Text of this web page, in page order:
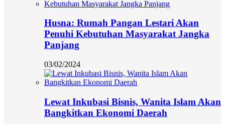
Husna: Rumah Pangan Lestari Akan
Penuhi Kebutuhan Masyarakat Jangka
Panjang
03/02/2024
Lewat Inkubasi Bisnis, Wanita Islam Akan
Bangkitkan Ekonomi Daerah